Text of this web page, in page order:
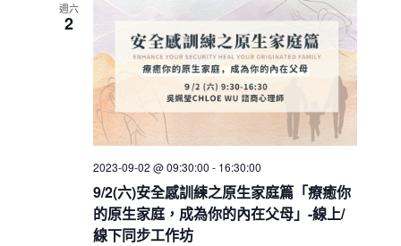
週六
2
9/2(六)安全感訓練之原生家庭篇「療癒你
的原生家庭，成為你的內在父母」-線上/
線下同步工作坊
2023-09-02 @ 09:30:00 - 16:30:00